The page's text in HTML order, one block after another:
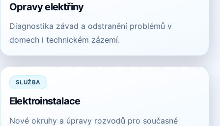
Opravy elektřiny
Diagnostika závad a odstranění problémů v
domech i technickém zázemí.
SLUŽBA
Elektroinstalace
Nové okruhy a úpravy rozvodů pro současné